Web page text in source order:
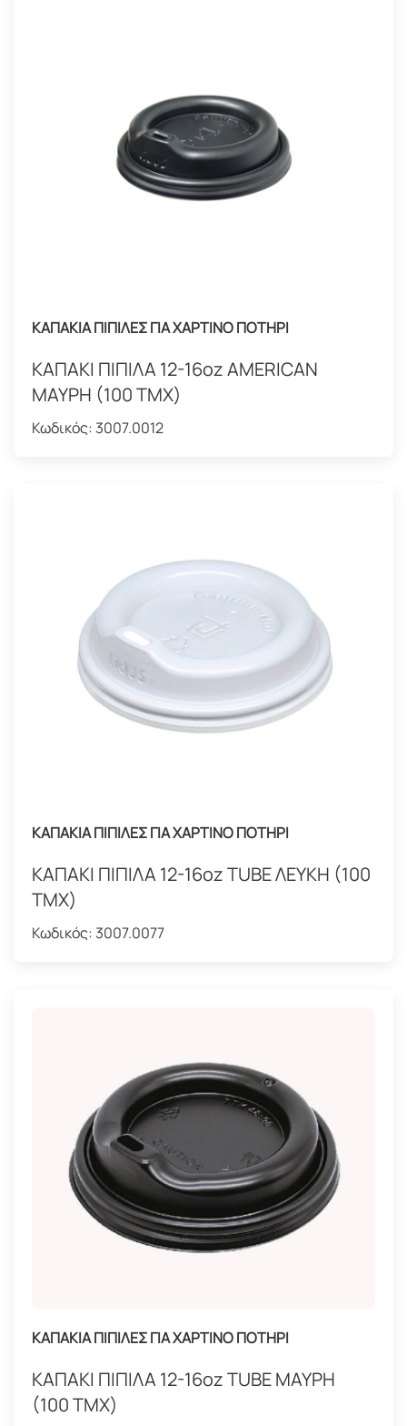
ΚΑΠΑΚΙΑ ΠΙΠΙΛΕΣ ΓΙΑ ΧΑΡΤΙΝΟ ΠΟΤΗΡΙ
ΚΑΠΑΚΙ ΠΙΠΙΛΑ 12-16oz AMERICAN
ΜΑΥΡΗ (100 ΤΜΧ)
Κωδικός: 3007.0012
ΚΑΠΑΚΙΑ ΠΙΠΙΛΕΣ ΓΙΑ ΧΑΡΤΙΝΟ ΠΟΤΗΡΙ
ΚΑΠΑΚΙ ΠΙΠΙΛΑ 12-16oz TUBE ΛΕΥΚΗ (100
ΤΜΧ)
Κωδικός: 3007.0077
ΚΑΠΑΚΙΑ ΠΙΠΙΛΕΣ ΓΙΑ ΧΑΡΤΙΝΟ ΠΟΤΗΡΙ
ΚΑΠΑΚΙ ΠΙΠΙΛΑ 12-16oz TUBE ΜΑΥΡΗ
(100 ΤΜΧ)